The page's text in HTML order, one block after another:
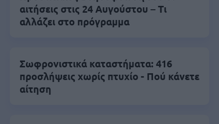
αιτήσεις στις 24 Αυγούστου – Τι
αλλάζει στο πρόγραμμα
Σωφρονιστικά καταστήματα: 416
προσλήψεις χωρίς πτυχίο - Πού κάνετε
αίτηση